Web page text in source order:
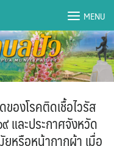
MENU
องโรคติดเชื้อไวรัส
และประกาศจังหวัด
หรือหน้ากากผ้า เมื่อ